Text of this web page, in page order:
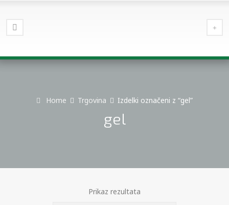
Home Trgovina Izdelki označeni z “gel”
gel
Prikaz rezultata